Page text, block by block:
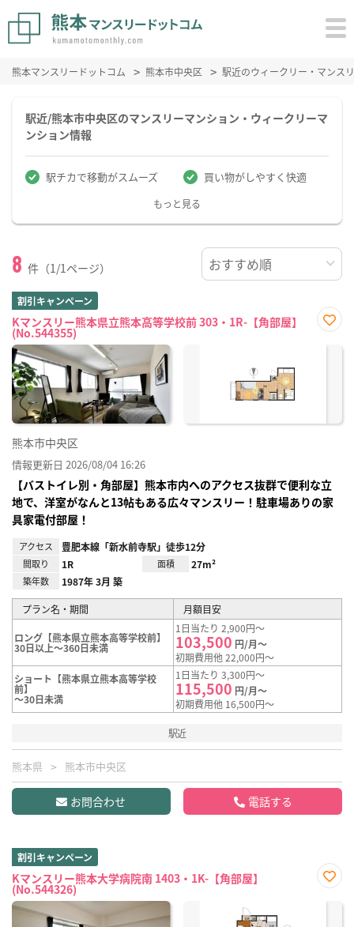
熊本マンスリードットコム 熊本市中央区 駅近のウィークリー・マンス
駅近/熊本市中央区のマンスリーマンション・ウィークリーマ
ンション情報
駅チカで移動がスムーズ 買い物がしやすく快適
もっと見る
8 件（1/1ページ）
割引キャンペーン
Kマンスリー熊本県立熊本高等学校前 303・1R-【角部屋】
(No.544355)
に入
熊本市中央区
情報更新日 2026/08/04 16:26
【バストイレ別・角部屋】熊本市内へのアクセス抜群で便利な立
地で、洋室がなんと13帖もある広々マンスリー！駐車場ありの家
具家電付部屋！
アクセス 豊肥本線「新水前寺駅」徒歩12分
間取り 1R 面積 27m²
築年数 1987年 3月 築
プラン名・期間 月額目安
ロング【熊本県立熊本高等学校前】
30日以上～360日未満
1日当たり 2,900円～
103,500 円/月～
初期費用他 22,000円～
ショート【熊本県立熊本高等学校
前】
～30日未満
1日当たり 3,300円～
115,500 円/月～
初期費用他 16,500円～
駅近
熊本県 熊本市中央区
お問合わせ 電話する
割引キャンペーン
Kマンスリー熊本大学病院南 1403・1K-【角部屋】
(No.544326)
に入